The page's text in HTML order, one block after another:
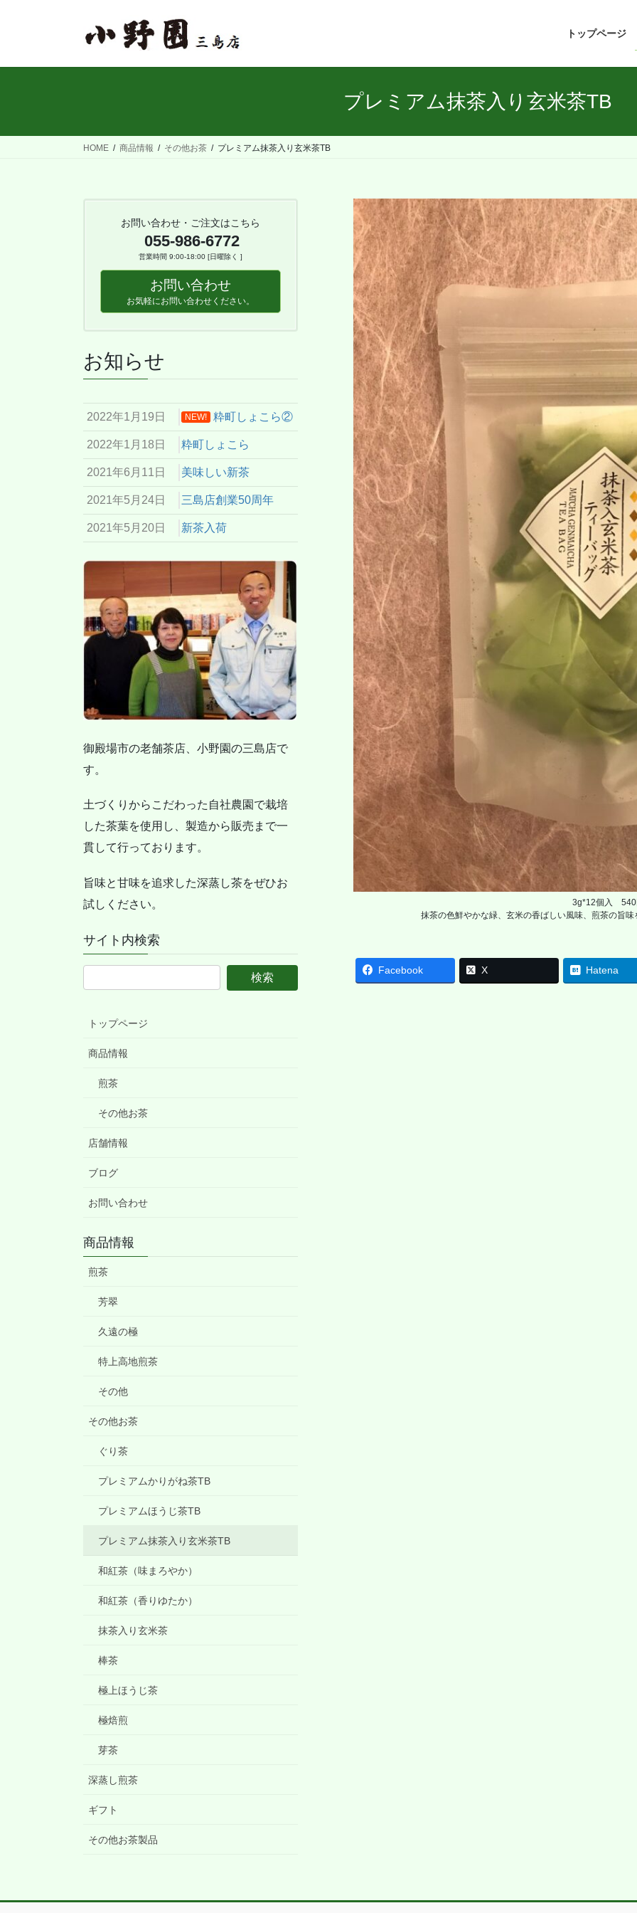
トップページ
プレミアム抹茶入り玄米茶TB
HOME 商品情報 その他お茶 プレミアム抹茶入り玄米茶TB
3g*12個入
抹茶の色鮮やかな緑、玄米の香ばしい風味、煎茶の旨味
Facebook X Hatena
お問い合わせ・ご注文はこちら
055-986-6772
営業時間 9:00-18:00 [日曜除く ]
お問い合わせ
お気軽にお問い合わせください。
お知らせ
2022年1月19日 NEW! 粋町しょこら②
2022年1月18日 粋町しょこら
2021年6月11日 美味しい新茶
2021年5月24日 三島店創業50周年
2021年5月20日 新茶入荷
御殿場市の老舗茶店、小野園の三島店で
す。
土づくりからこだわった自社農園で栽培
した茶葉を使用し、製造から販売まで一
貫して行っております。
旨味と甘味を追求した深蒸し茶をぜひお
試しください。
サイト内検索
トップページ
商品情報
煎茶
その他お茶
店舗情報
ブログ
お問い合わせ
商品情報
煎茶
芳翠
久遠の極
特上高地煎茶
その他
その他お茶
ぐり茶
プレミアムかりがね茶TB
プレミアムほうじ茶TB
プレミアム抹茶入り玄米茶TB
和紅茶（味まろやか）
和紅茶（香りゆたか）
抹茶入り玄米茶
棒茶
極上ほうじ茶
極焙煎
芽茶
深蒸し煎茶
ギフト
その他お茶製品